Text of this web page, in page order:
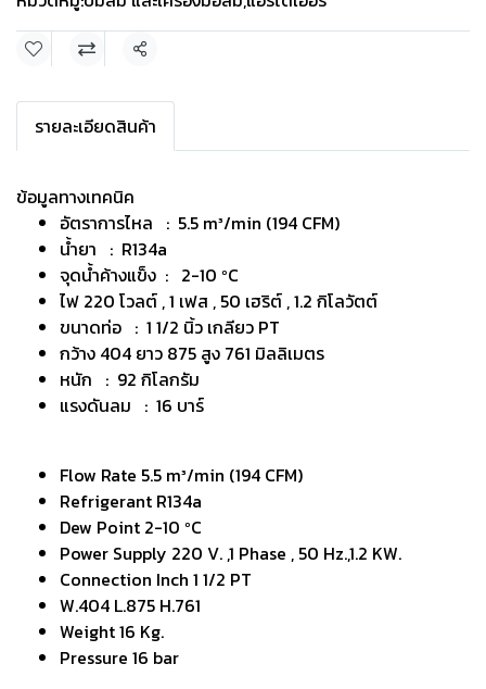
แชร์
รายละเอียดสินค้า
ข้อมูลทางเทคนิค
อัตราการไหล : 5.5 m³/min (194 CFM)
น้ำยา : R134a
จุดน้ำค้างแข็ง : 2-10 ºC
ไฟ 220 โวลต์ , 1 เฟส , 50 เฮริต์ , 1.2 กิโลวัตต์
ขนาดท่อ : 1 1/2 นิ้ว เกลียว PT
กว้าง 404 ยาว 875 สูง 761 มิลลิเมตร
หนัก : 92 กิโลกรัม
แรงดันลม : 16 บาร์
Flow Rate 5.5 m³/min (194 CFM)
Refrigerant R134a
Dew Point 2-10 ºC
Power Supply 220 V. ,1 Phase , 50 Hz.,1.2 KW.
Connection Inch 1 1/2 PT
W.404 L.875 H.761
Weight 16 Kg.
Pressure 16 bar